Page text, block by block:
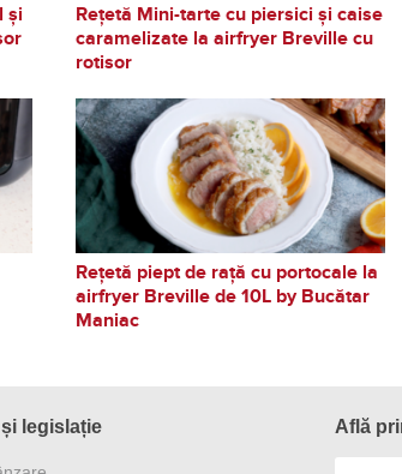
și
Rețetă Mini-tarte cu piersici și caise
caramelizate la airfryer Breville cu
rotisor
Rețetă piept de rață cu portocale la
airfryer Breville de 10L by Bucătar
Maniac
legislație Află